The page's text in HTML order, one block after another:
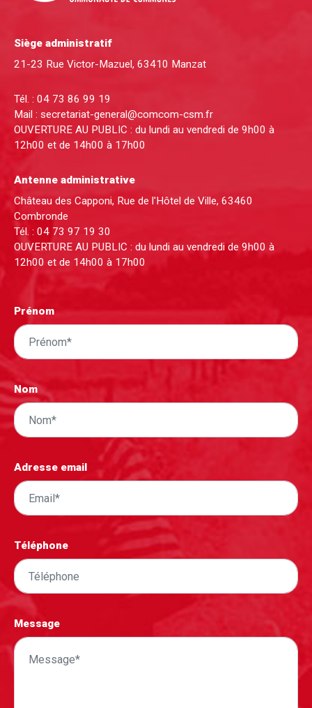
Siège administratif
21-23 Rue Victor-Mazuel, 63410 Manzat
Tél. : 04 73 86 99 19
Mail : secretariat-general@comcom-csm.fr
OUVERTURE AU PUBLIC : du lundi au vendredi de 9h00 à
12h00 et de 14h00 à 17h00
Antenne administrative
Château des Capponi, Rue de l'Hôtel de Ville, 63460
Combronde
Tél. : 04 73 97 19 30
OUVERTURE AU PUBLIC : du lundi au vendredi de 9h00 à
12h00 et de 14h00 à 17h00
Prénom
Nom
Adresse email
Téléphone
Message